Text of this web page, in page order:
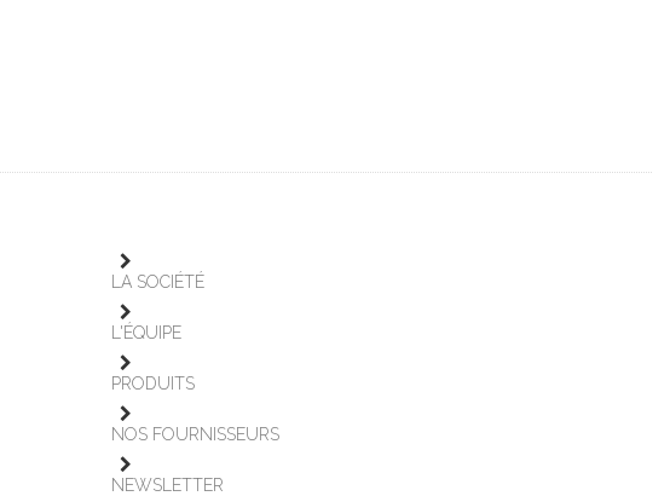
LA SOCIÉTÉ
L'ÉQUIPE
PRODUITS
NOS FOURNISSEURS
NEWSLETTER